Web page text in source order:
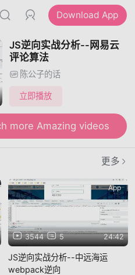
Download App
JS逆向实战分析--网易云
评论算法
陈公子的话
立即播放
more Amazing videos
更多
3544 5 24:42
App
JS逆向实战分析--中远海运
webpack逆向